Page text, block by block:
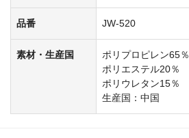
品番 JW-520
素材・生産国
ポリプロピレン65％
ポリエステル20％
ポリウレタン15％
生産国：中国